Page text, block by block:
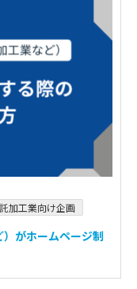
加工業向け企画
がホームページ制